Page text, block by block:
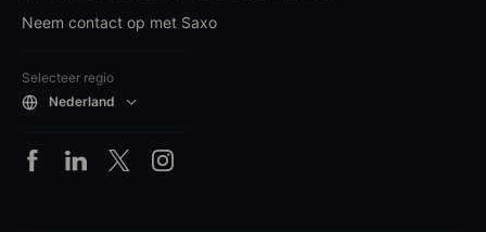
Neem contact op met Saxo
Selecteer regio
Nederland